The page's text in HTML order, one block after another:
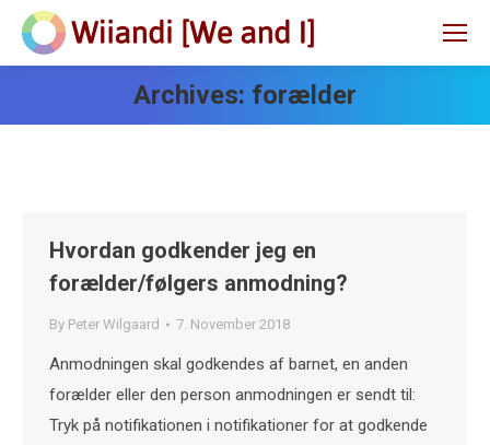
Archives: forælder
Hvordan godkender jeg en
forælder/følgers anmodning?
By Peter Wilgaard 7. November 2018
Anmodningen skal godkendes af barnet, en anden
forælder eller den person anmodningen er sendt til:
Tryk på notifikationen i notifikationer for at godkende